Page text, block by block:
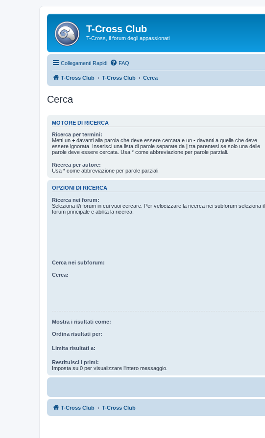
T-Cross Club
T-Cross, il forum degli appassionati
Collegamenti Rapidi FAQ
T-Cross Club T-Cross Club Cerca
Cerca
MOTORE DI RICERCA
Ricerca per termini:
Metti un + davanti alla parola che deve essere cercata e un - davanti a quella che deve
essere ignorata. Inserisci una lista di parole separate da | tra parentesi se solo una delle
parole deve essere cercata. Usa * come abbreviazione per parole parziali.
Ricerca per autore:
Usa * come abbreviazione per parole parziali.
OPZIONI DI RICERCA
Ricerca nei forum:
Seleziona il/i forum in cui vuoi cercare. Per velocizzare la ricerca nei subforum seleziona il
forum principale e abilita la ricerca.
Cerca nei subforum:
Cerca:
Mostra i risultati come:
Ordina risultati per:
Limita risultati a:
Restituisci i primi:
Imposta su 0 per visualizzare l’intero messaggio.
T-Cross Club T-Cross Club